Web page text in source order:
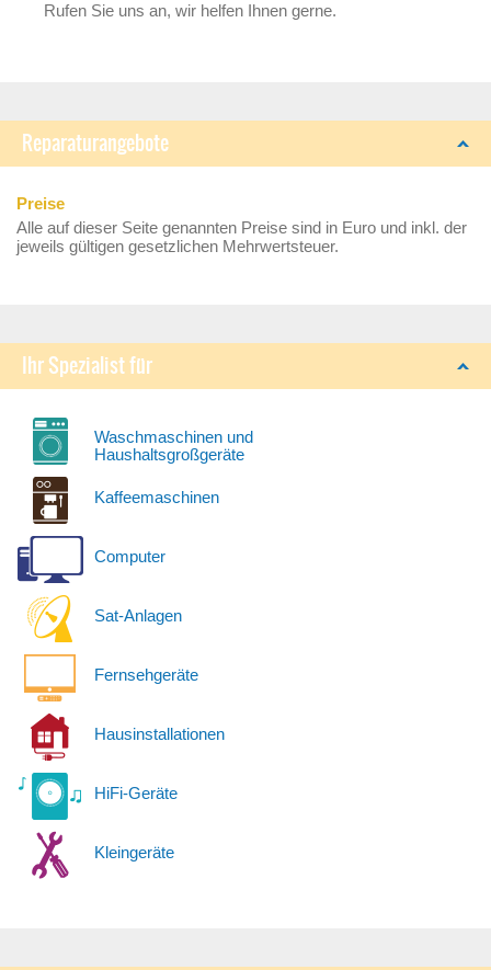
Rufen Sie uns an, wir helfen Ihnen gerne.
Reparaturangebote
Preise
Alle auf dieser Seite genannten Preise sind in Euro und inkl. der
jeweils gültigen gesetzlichen Mehrwertsteuer.
Ihr Spezialist für
Waschmaschinen und
Haushaltsgroßgeräte
Kaffeemaschinen
Computer
Sat-Anlagen
Fernsehgeräte
Hausinstallationen
HiFi-Geräte
Kleingeräte